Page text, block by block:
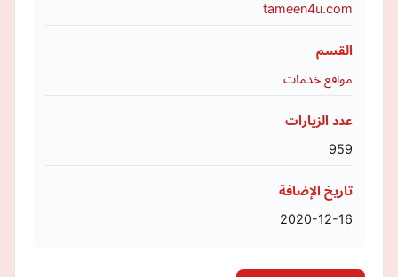
tameen4u.com
القسم
مواقع خدمات
عدد الزيارات
959
تاريخ الإضافة
2020-12-16